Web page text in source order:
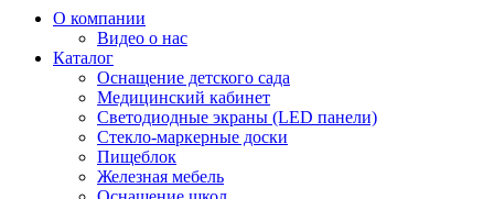
О компании
Видео о нас
Каталог
Оснащение детского сада
Медицинский кабинет
Светодиодные экраны (LED панели)
Стекло-маркерные доски
Пищеблок
Железная мебель